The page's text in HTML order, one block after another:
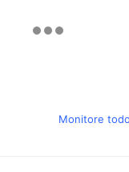
Monitore